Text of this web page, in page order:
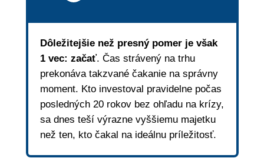
Dôležitejšie než presný pomer je však
1 vec: začať. Čas strávený na trhu
prekonáva takzvané čakanie na správny
moment. Kto investoval pravidelne počas
posledných 20 rokov bez ohľadu na krízy,
sa dnes teší výrazne vyššiemu majetku
než ten, kto čakal na ideálnu príležitosť.